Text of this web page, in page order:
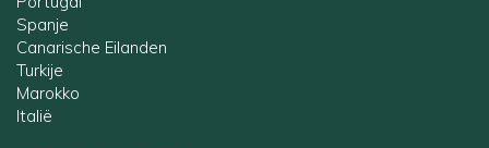
Spanje
Canarische Eilanden
Turkije
Marokko
Italië